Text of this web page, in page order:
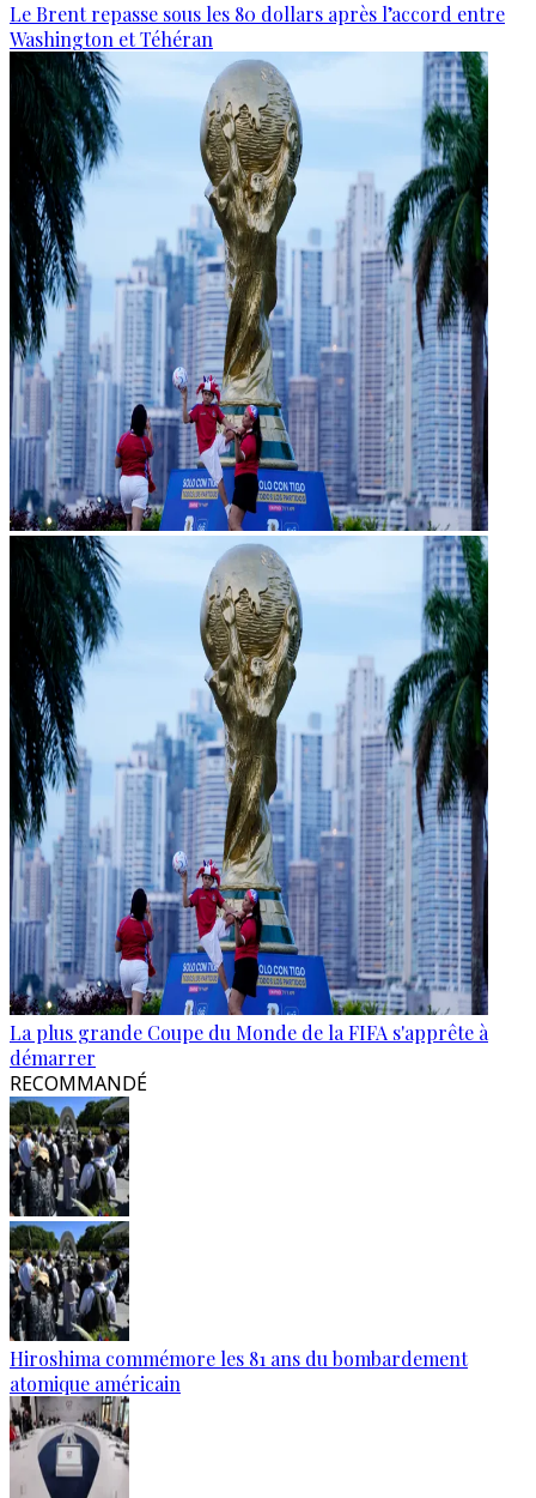
Le Brent repasse sous les 80 dollars après l’accord entre
Washington et Téhéran
La plus grande Coupe du Monde de la FIFA s'apprête à
démarrer
RECOMMANDÉ
Hiroshima commémore les 81 ans du bombardement
atomique américain